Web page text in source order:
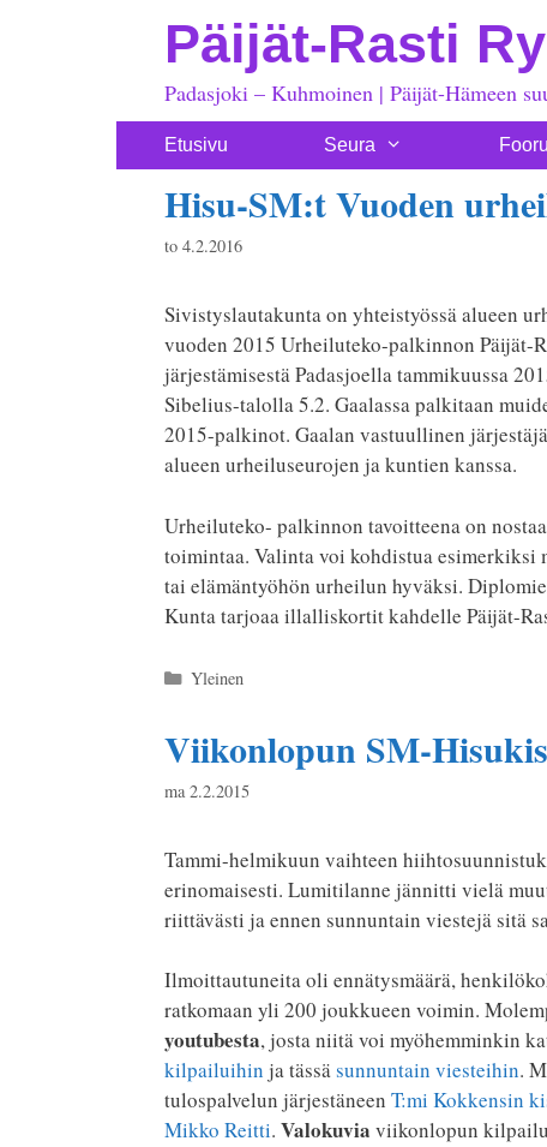
Päijät-Rasti Ry
Padasjoki – Kuhmoinen | Päijät-Hämeen
Etusivu Seura
Hisu-SM:t Vuoden
to 4.2.2016
Sivistyslautakunta on yhteistyössä alueen
vuoden 2015 Urheiluteko-palkinnon
järjestämisestä Padasjoella tammikuussa
Sibelius-talolla 5.2. Gaalassa palkitaan
2015-palkinot. Gaalan vastuullinen
alueen urheiluseurojen ja kuntien kanssa.
Urheiluteko- palkinnon tavoitteena on
toimintaa. Valinta voi kohdistua esimerkiksi
tai elämäntyöhön urheilun hyväksi.
Kunta tarjoaa illalliskortit kahdelle Päijät-
Kategoriat
Yleinen
Viikonlopun SM-
ma 2.2.2015
Tammi-helmikuun vaihteen
erinomaisesti. Lumitilanne jännitti vielä
riittävästi ja ennen sunnuntain viestejä sitä
Ilmoittautuneita oli ennätysmäärä,
ratkomaan yli 200 joukkueen voimin.
youtubesta, josta niitä voi myöhemminkin
kilpailuihin ja tässäsunnuntain viesteihin.
tulospalvelun järjestäneen T:mi Kokkensin
Mikko Reitti. Valokuvia viikonlopun